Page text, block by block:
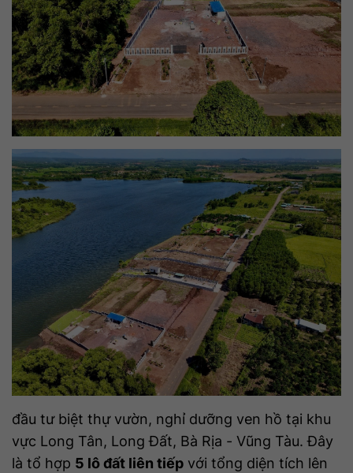
đầu tư biệt thự vườn, nghỉ dưỡng ven hồ tại khu
vực Long Tân, Long Đất, Bà Rịa - Vũng Tàu. Đây
là tổ hợp 5 lô đất liên tiếp với tổng diện tích lên